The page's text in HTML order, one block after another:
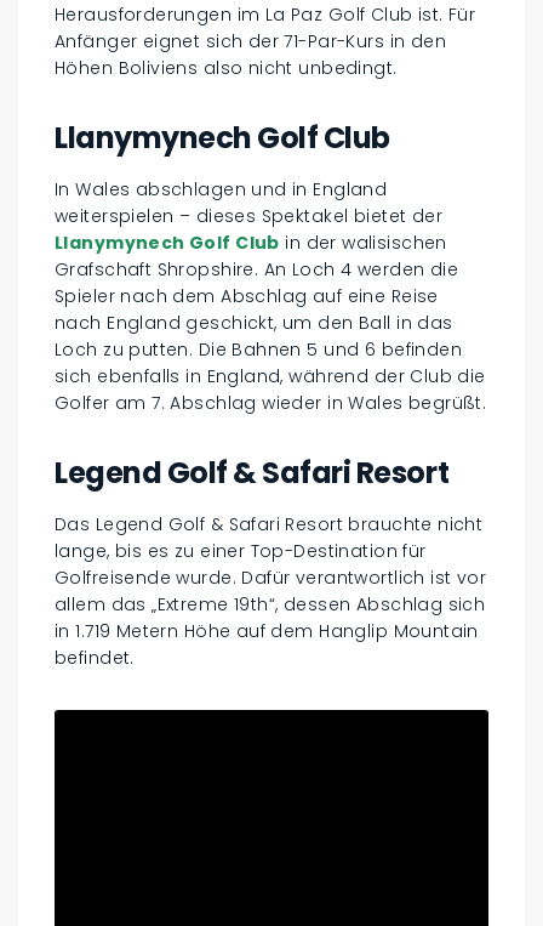
Herausforderungen im La Paz Golf Club ist. Für
Anfänger eignet sich der 71-Par-Kurs in den
Höhen Boliviens also nicht unbedingt.
Llanymynech Golf Club
In Wales abschlagen und in England
weiterspielen – dieses Spektakel bietet der
Llanymynech Golf Club in der walisischen
Grafschaft Shropshire. An Loch 4 werden die
Spieler nach dem Abschlag auf eine Reise
nach England geschickt, um den Ball in das
Loch zu putten. Die Bahnen 5 und 6 befinden
sich ebenfalls in England, während der Club die
Golfer am 7. Abschlag wieder in Wales begrüßt.
Legend Golf & Safari Resort
Das Legend Golf & Safari Resort brauchte nicht
lange, bis es zu einer Top-Destination für
Golfreisende wurde. Dafür verantwortlich ist vor
allem das „Extreme 19th“, dessen Abschlag sich
in 1.719 Metern Höhe auf dem Hanglip Mountain
befindet.